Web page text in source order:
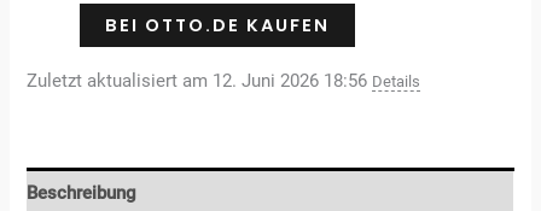
BEI OTTO.DE KAUFEN
Zuletzt aktualisiert am 12. Juni 2026 18:56 Details
Beschreibung